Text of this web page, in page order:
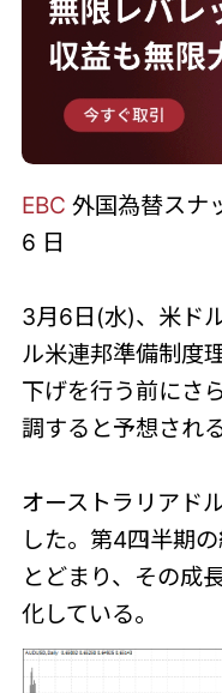
EBC 外国為替スナ
6 日
3月6日(水)、米ド
ル米連邦準備制度
下げを行う前にさ
調すると予想される
オーストラリアド
した。第4四半期
とどまり、その成
化している。